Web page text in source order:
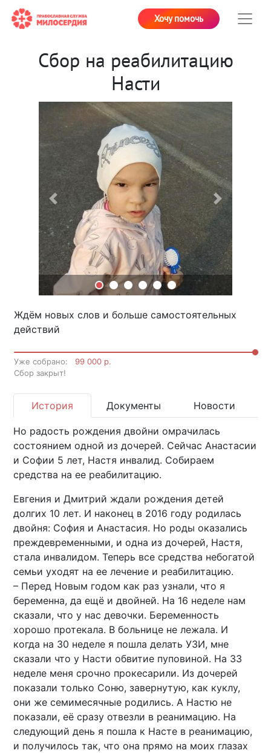
Хочу помочь
Сбор на реабилитацию
Насти
Previous Next
Ждём новых слов и больше самостоятельных
действий
Уже собрано:
99 000 р.
Cбор закрыт!
История Документы Новости
Но радость рождения двойни омрачилась
состоянием одной из дочерей. Сейчас Анастасии
и Софии 5 лет, Настя инвалид. Собираем
средства на ее реабилитацию.
Евгения и Дмитрий ждали рождения детей
долгих 10 лет. И наконец в 2016 году родилась
двойня: София и Анастасия. Но роды оказались
преждевременными, и одна из дочерей, Настя,
стала инвалидом. Теперь все средства небогатой
семьи уходят на ее лечение и реабилитацию.
– Перед Новым годом как раз узнали, что я
беременна, да ещё и двойней. На 16 неделе нам
сказали, что у нас девочки. Беременность
хорошо протекала. В больнице не лежала. И
когда на 30 неделе я пошла делать УЗИ, мне
сказали что у Насти обвитие пуповиной. На 33
неделе меня срочно прокесарили. Из дочерей
показали только Соню, завернутую, как куклу,
они же семимесячные родились. А Настю не
показали, её сразу отвезли в реанимацию. На
следующий день я пошла к Насте в реанимацию,
и получилось так, что она прямо на моих глазах